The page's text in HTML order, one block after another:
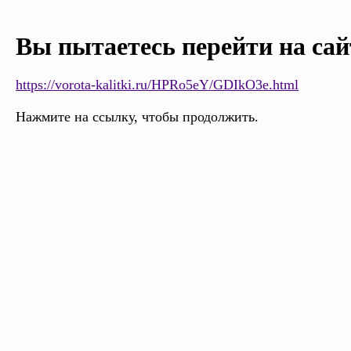
Вы пытаетесь перейти на
https://vorota-kalitki.ru/HPRo5eY/GDIkO3e.html
Нажмите на ссылку, чтобы продолжить.